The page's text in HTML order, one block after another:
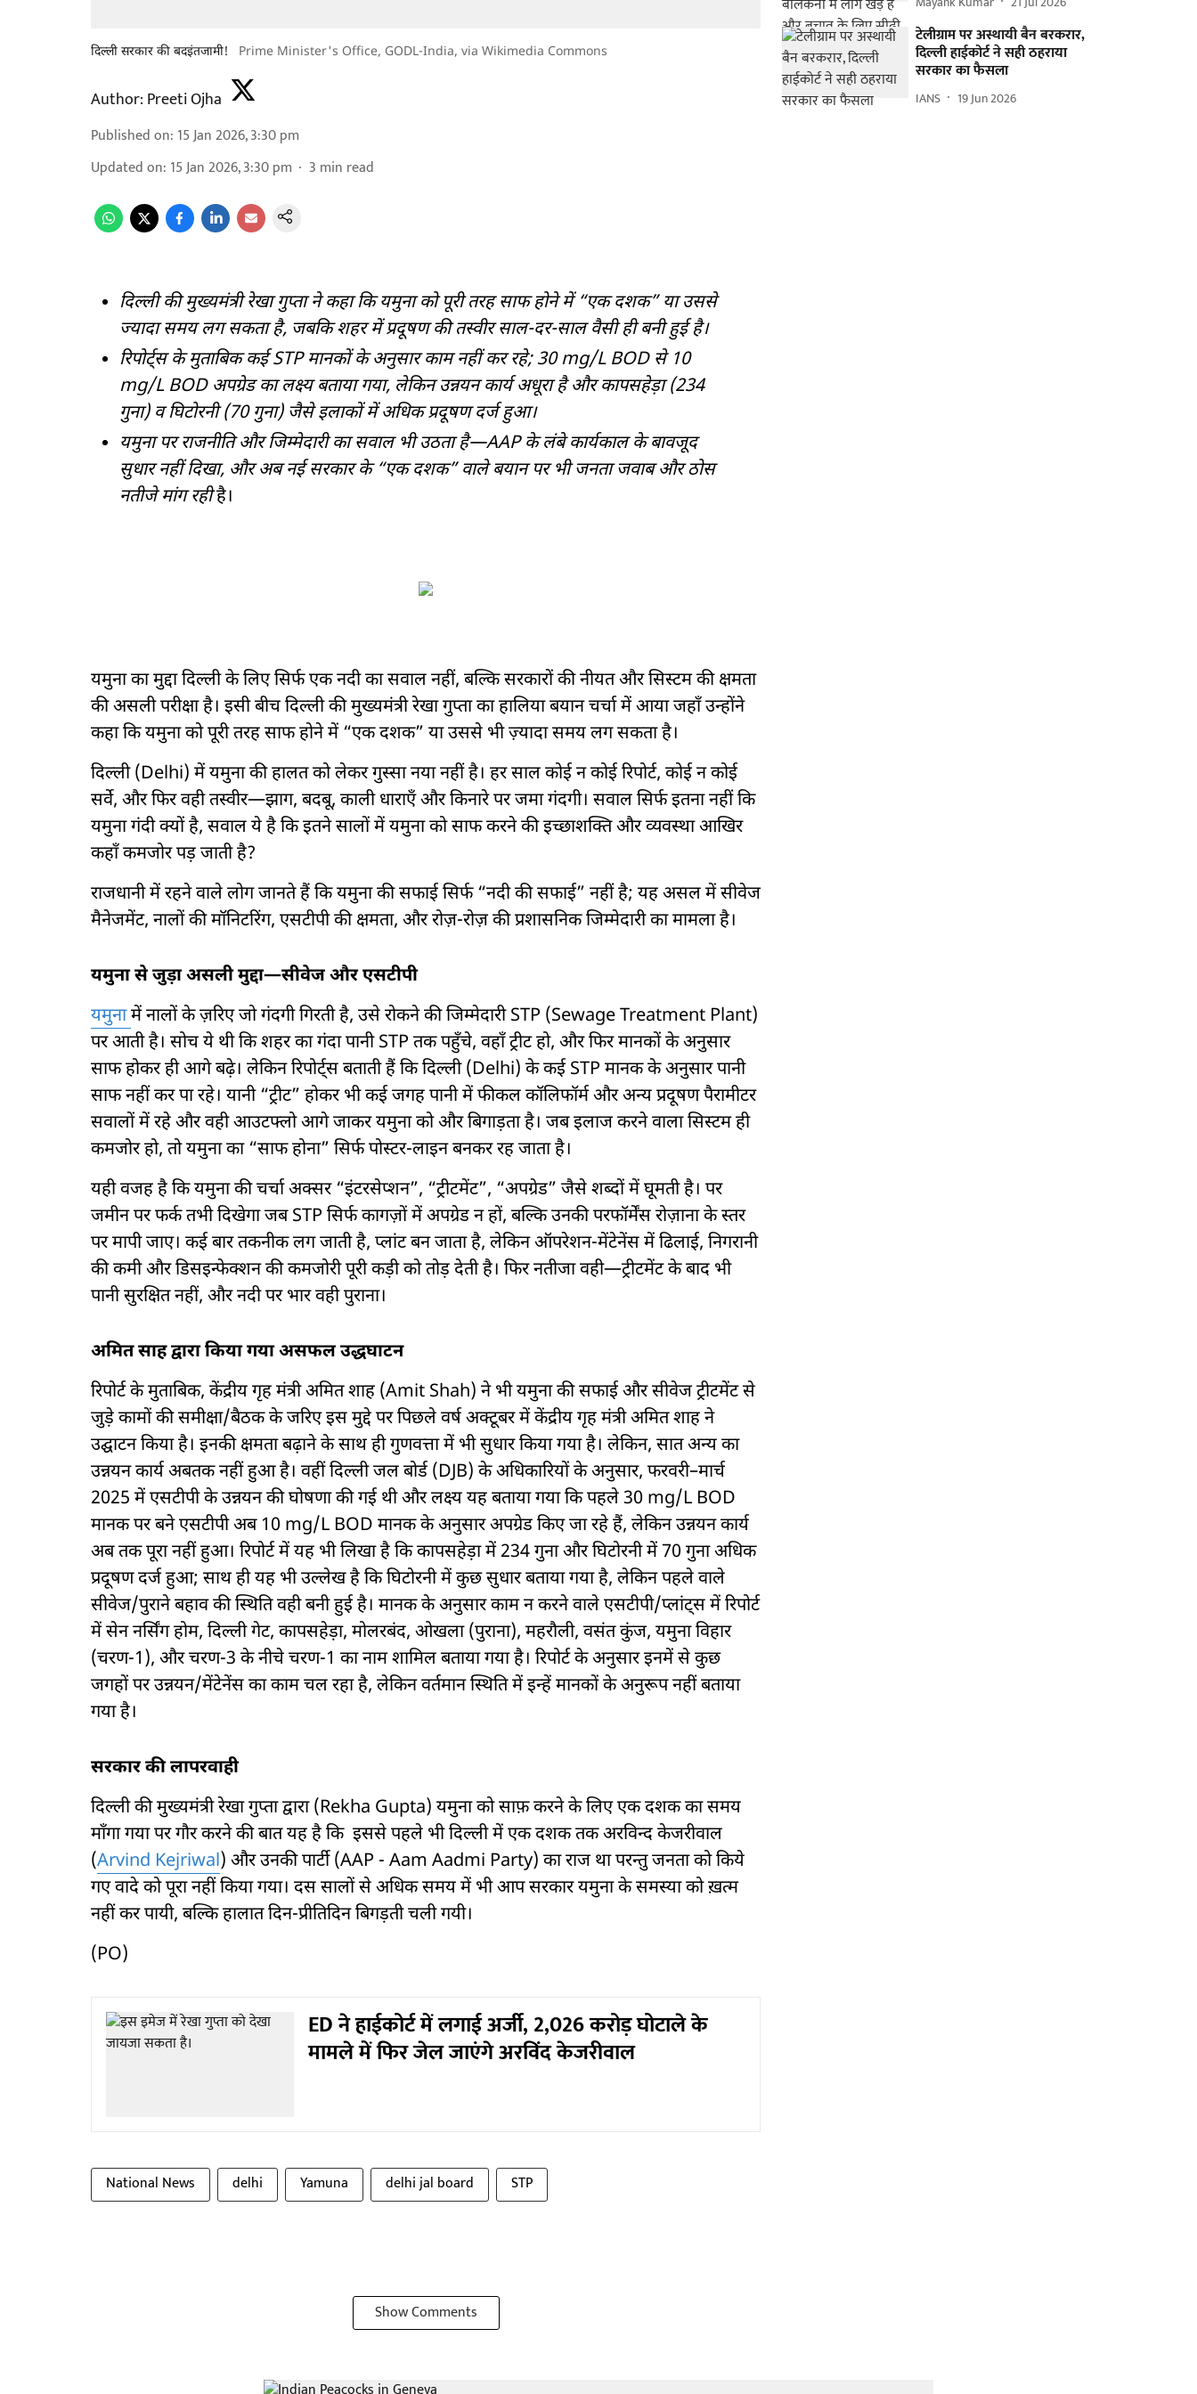
दिल्ली सरकार की बदइंतजामी! Prime Minister's Office, GODL-India, via Wikimedia Commons
Author: Preeti Ojha
Published on: 15 Jan 2026, 3:30 pm
Updated on: 15 Jan 2026, 3:30 pm 3 min read
दिल्ली की मुख्यमंत्री रेखा गुप्ता ने कहा कि यमुना को पूरी तरह साफ होने में “एक दशक” या उससे
ज्यादा समय लग सकता है, जबकि शहर में प्रदूषण की तस्वीर साल-दर-साल वैसी ही बनी हुई है।
रिपोर्ट्स के मुताबिक कई STP मानकों के अनुसार काम नहीं कर रहे; 30 mg/L BOD से 10
mg/L BOD अपग्रेड का लक्ष्य बताया गया, लेकिन उन्नयन कार्य अधूरा है और कापसहेड़ा (234
गुना) व घिटोरनी (70 गुना) जैसे इलाकों में अधिक प्रदूषण दर्ज हुआ।
यमुना पर राजनीति और जिम्मेदारी का सवाल भी उठता है—AAP के लंबे कार्यकाल के बावजूद
सुधार नहीं दिखा, और अब नई सरकार के “एक दशक” वाले बयान पर भी जनता जवाब और ठोस
नतीजे मांग रहीहै।
यमुना का मुद्दा दिल्ली के लिए सिर्फ एक नदी का सवाल नहीं, बल्कि सरकारों की नीयत और सिस्टम की क्षमता
की असली परीक्षा है। इसी बीच दिल्ली की मुख्यमंत्री रेखा गुप्ता का हालिया बयान चर्चा में आया जहाँ उन्होंने
कहा कि यमुना को पूरी तरह साफ होने में “एक दशक” या उससे भी ज़्यादा समय लग सकता है।
दिल्ली (Delhi) में यमुना की हालत को लेकर गुस्सा नया नहीं है। हर साल कोई न कोई रिपोर्ट, कोई न कोई
सर्वे, और फिर वही तस्वीर—झाग, बदबू, काली धाराएँ और किनारे पर जमा गंदगी। सवाल सिर्फ इतना नहीं कि
यमुना गंदी क्यों है, सवाल ये है कि इतने सालों में यमुना को साफ करने की इच्छाशक्ति और व्यवस्था आखिर
कहाँ कमजोर पड़ जाती है?
राजधानी में रहने वाले लोग जानते हैं कि यमुना की सफाई सिर्फ “नदी की सफाई” नहीं है; यह असल में सीवेज
मैनेजमेंट, नालों की मॉनिटरिंग, एसटीपी की क्षमता, और रोज़-रोज़ की प्रशासनिक जिम्मेदारी का मामला है।
यमुना से जुड़ा असली मुद्दा—सीवेज और एसटीपी
यमुनामें नालों के ज़रिए जो गंदगी गिरती है, उसे रोकने की जिम्मेदारी STP (Sewage Treatment Plant)
पर आती है। सोच ये थी कि शहर का गंदा पानी STP तक पहुँचे, वहाँ ट्रीट हो, और फिर मानकों के अनुसार
साफ होकर ही आगे बढ़े। लेकिन रिपोर्ट्स बताती हैं कि दिल्ली (Delhi) के कई STP मानक के अनुसार पानी
साफ नहीं कर पा रहे। यानी “ट्रीट” होकर भी कई जगह पानी में फीकल कॉलिफॉर्म और अन्य प्रदूषण पैरामीटर
सवालों में रहे और वही आउटफ्लो आगे जाकर यमुना को और बिगाड़ता है। जब इलाज करने वाला सिस्टम ही
कमजोर हो, तो यमुना का “साफ होना” सिर्फ पोस्टर-लाइन बनकर रह जाता है।
यही वजह है कि यमुना की चर्चा अक्सर “इंटरसेप्शन”, “ट्रीटमेंट”, “अपग्रेड” जैसे शब्दों में घूमती है। पर
जमीन पर फर्क तभी दिखेगा जब STP सिर्फ कागज़ों में अपग्रेड न हों, बल्कि उनकी परफॉर्मेंस रोज़ाना के स्तर
पर मापी जाए। कई बार तकनीक लग जाती है, प्लांट बन जाता है, लेकिन ऑपरेशन-मेंटेनेंस में ढिलाई, निगरानी
की कमी और डिसइन्फेक्शन की कमजोरी पूरी कड़ी को तोड़ देती है। फिर नतीजा वही—ट्रीटमेंट के बाद भी
पानी सुरक्षित नहीं, और नदी पर भार वही पुराना।
अमित साह द्वारा किया गया असफल उद्धघाटन
रिपोर्ट के मुताबिक, केंद्रीय गृह मंत्री अमित शाह (Amit Shah) ने भी यमुना की सफाई और सीवेज ट्रीटमेंट से
जुड़े कामों की समीक्षा/बैठक के जरिए इस मुद्दे पर पिछले वर्ष अक्टूबर में केंद्रीय गृह मंत्री अमित शाह ने
उद्घाटन किया है। इनकी क्षमता बढ़ाने के साथ ही गुणवत्ता में भी सुधार किया गया है। लेकिन, सात अन्य का
उन्नयन कार्य अबतक नहीं हुआ है। वहीं दिल्ली जल बोर्ड (DJB) के अधिकारियों के अनुसार, फरवरी–मार्च
2025 में एसटीपी के उन्नयन की घोषणा की गई थी और लक्ष्य यह बताया गया कि पहले 30 mg/L BOD
मानक पर बने एसटीपी अब 10 mg/L BOD मानक के अनुसार अपग्रेड किए जा रहे हैं, लेकिन उन्नयन कार्य
अब तक पूरा नहीं हुआ। रिपोर्ट में यह भी लिखा है कि कापसहेड़ा में 234 गुना और घिटोरनी में 70 गुना अधिक
प्रदूषण दर्ज हुआ; साथ ही यह भी उल्लेख है कि घिटोरनी में कुछ सुधार बताया गया है, लेकिन पहले वाले
सीवेज/पुराने बहाव की स्थिति वही बनी हुई है। मानक के अनुसार काम न करने वाले एसटीपी/प्लांट्स में रिपोर्ट
में सेन नर्सिंग होम, दिल्ली गेट, कापसहेड़ा, मोलरबंद, ओखला (पुराना), महरौली, वसंत कुंज, यमुना विहार
(चरण-1), और चरण-3 के नीचे चरण-1 का नाम शामिल बताया गया है। रिपोर्ट के अनुसार इनमें से कुछ
जगहों पर उन्नयन/मेंटेनेंस का काम चल रहा है, लेकिन वर्तमान स्थिति में इन्हें मानकों के अनुरूप नहीं बताया
गया है।
सरकार की लापरवाही
दिल्ली की मुख्यमंत्री रेखा गुप्ता द्वारा (Rekha Gupta) यमुना को साफ़ करने के लिए एक दशक का समय
माँगा गया पर गौर करने की बात यह है कि इससे पहले भी दिल्ली में एक दशक तक अरविन्द केजरीवाल
(Arvind Kejriwal) और उनकी पार्टी (AAP - Aam Aadmi Party) का राज था परन्तु जनता को किये
गए वादे को पूरा नहीं किया गया। दस सालों से अधिक समय में भी आप सरकार यमुना के समस्या को ख़त्म
नहीं कर पायी, बल्कि हालात दिन-प्रीतिदिन बिगड़ती चली गयी।
(PO)
ED ने हाईकोर्ट में लगाई अर्जी, 2,026 करोड़ घोटाले के
मामले में फिर जेल जाएंगे अरविंद केजरीवाल
National News delhi Yamuna delhi jal board STP
Show Comments
टेलीग्राम पर अस्थायी बैन बरकरार,
दिल्ली हाईकोर्ट ने सही ठहराया
सरकार का फैसला
IANS 19 Jun 2026